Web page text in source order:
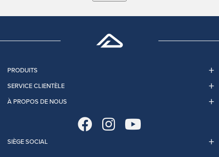
PRODUITS
SERVICE CLIENTÈLE
À PROPOS DE NOUS
SIÈGE SOCIAL